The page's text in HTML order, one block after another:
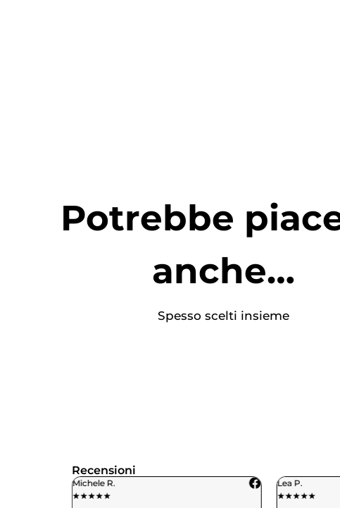
Potrebbe
anche…
Spesso scelti insieme
Recensioni
Michele R.
★★★★★
Lea P.
★★★★★